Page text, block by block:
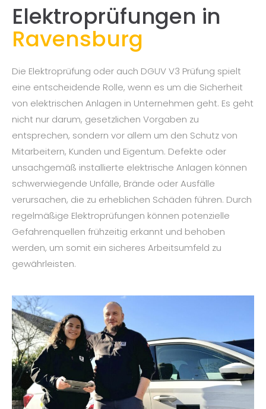
Elektroprüfungen in
Ravensburg
Die Elektroprüfung oder auch DGUV V3 Prüfung spielt
eine entscheidende Rolle, wenn es um die Sicherheit
von elektrischen Anlagen in Unternehmen geht. Es geht
nicht nur darum, gesetzlichen Vorgaben zu
entsprechen, sondern vor allem um den Schutz von
Mitarbeitern, Kunden und Eigentum. Defekte oder
unsachgemäß installierte elektrische Anlagen können
schwerwiegende Unfälle, Brände oder Ausfälle
verursachen, die zu erheblichen Schäden führen. Durch
regelmäßige Elektroprüfungen können potenzielle
Gefahrenquellen frühzeitig erkannt und behoben
werden, um somit ein sicheres Arbeitsumfeld zu
gewährleisten.